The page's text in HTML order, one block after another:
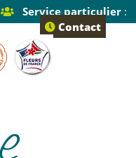
Service particulier:
2 Contact